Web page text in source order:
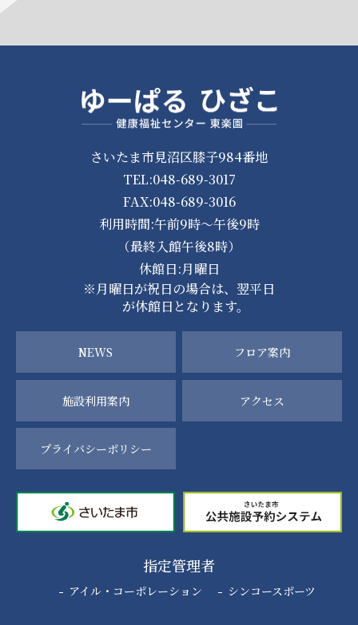
さいたま市見沼区膝子984番地
TEL:048-689-3017
FAX:048-689-3016
利用時間:午前9時～午後9時
（最終入館午後8時）
休館日:月曜日
※月曜日が祝日の場合は、翌平日
が休館日となります。
NEWS フロア案内
施設利用案内 アクセス
プライバシーポリシー
指定管理者
アイル・コーポレーション シンコースポーツ